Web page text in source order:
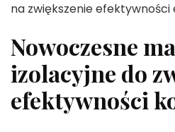
na zwiększenie
Nowoczesne
izolacyjne do
efektywności